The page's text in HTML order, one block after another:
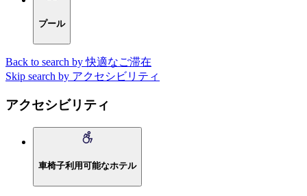
プール
Back to search by 快適なご滞在
Skip search by アクセシビリティ
アクセシビリティ
車椅子利用可能なホテル